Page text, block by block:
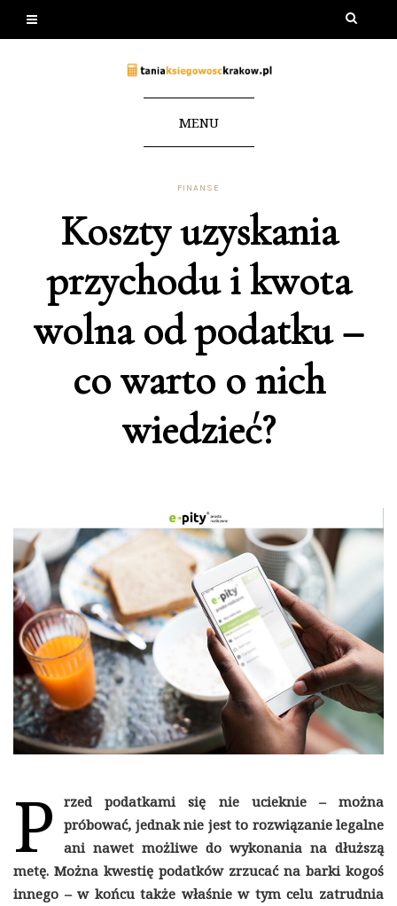
MENU
FINANSE
Koszty uzyskania
przychodu i kwota
wolna od podatku –
co warto o nich
wiedzieć?
P
rzed podatkami się nie ucieknie – można
próbować, jednak nie jest to rozwiązanie legalne
ani nawet możliwe do wykonania na dłuższą
metę. Można kwestię podatków zrzucać na barki kogoś
innego – w końcu także właśnie w tym celu zatrudnia